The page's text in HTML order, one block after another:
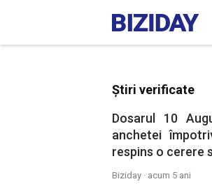
Știri verificate
Dosarul 10
anchetei
respins o cerere
Biziday · acum 5 ani